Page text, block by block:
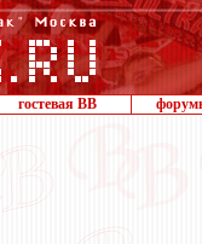
гостевая ВВ